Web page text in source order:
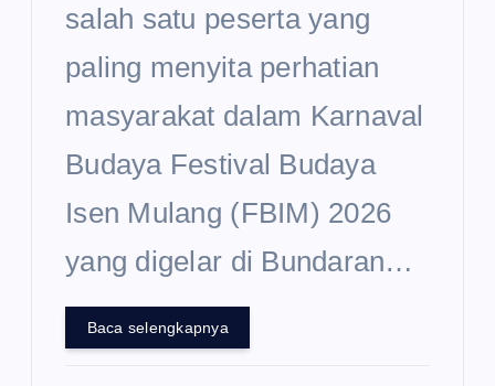
salah satu peserta yang
paling menyita perhatian
masyarakat dalam Karnaval
Budaya Festival Budaya
Isen Mulang (FBIM) 2026
yang digelar di Bundaran…
Baca selengkapnya